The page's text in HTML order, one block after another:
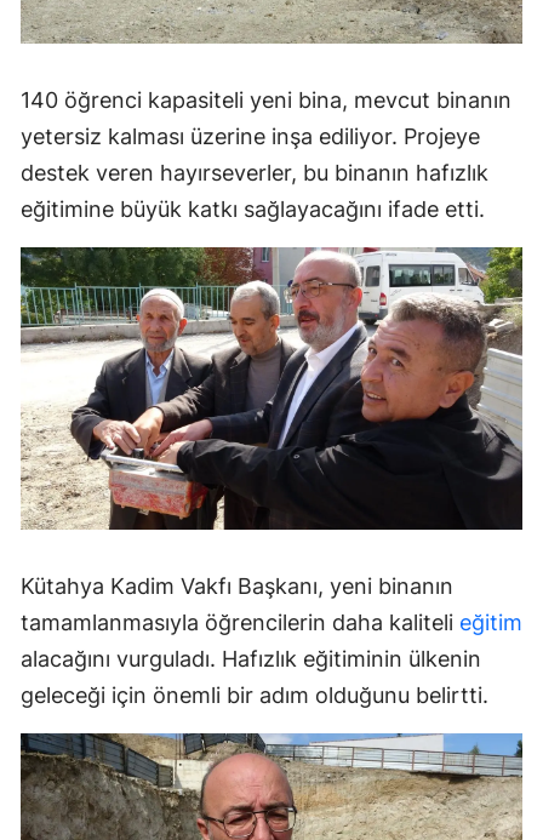
140 öğrenci kapasiteli yeni bina, mevcut binanın
yetersiz kalması üzerine inşa ediliyor. Projeye
destek veren hayırseverler, bu binanın hafızlık
eğitimine büyük katkı sağlayacağını ifade etti.
Kütahya Kadim Vakfı Başkanı, yeni binanın
tamamlanmasıyla öğrencilerin daha kaliteli eğitim
alacağını vurguladı. Hafızlık eğitiminin ülkenin
geleceği için önemli bir adım olduğunu belirtti.